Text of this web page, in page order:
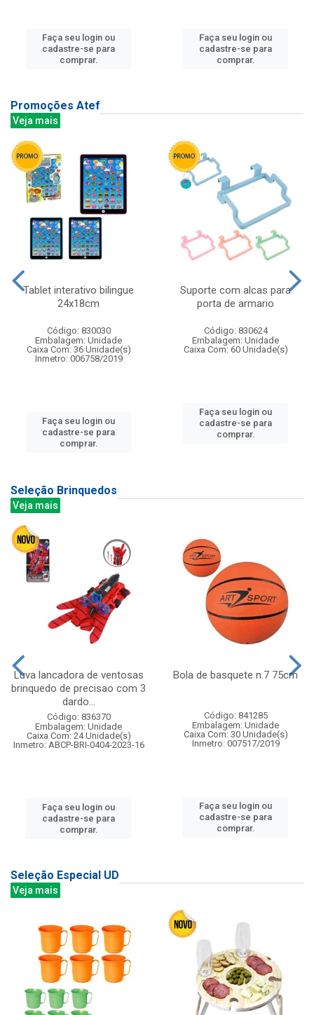
Faça seu login ou
cadastre-se para
comprar.
Faça seu login ou
cadastre-se para
comprar.
Promoções Atef
Veja mais
Tablet interativo bilingue
24x18cm
Código: 830030
Embalagem: Unidade
Caixa Com: 36 Unidade(s)
Inmetro: 006758/2019
Faça seu login ou
cadastre-se para
comprar.
Suporte com alcas para
porta de armario
Código: 830624
Embalagem: Unidade
Caixa Com: 60 Unidade(s)
Faça seu login ou
cadastre-se para
comprar.
Seleção Brinquedos
Veja mais
Luva lancadora de ventosas
brinquedo de precisao com 3
dardo...
Código: 836370
Embalagem: Unidade
Caixa Com: 24 Unidade(s)
Inmetro: ABCP-BRI-0404-2023-16
Faça seu login ou
cadastre-se para
comprar.
Bola de basquete n.7 75cm
Código: 841285
Embalagem: Unidade
Caixa Com: 30 Unidade(s)
Inmetro: 007517/2019
Faça seu login ou
cadastre-se para
comprar.
Seleção Especial UD
Veja mais